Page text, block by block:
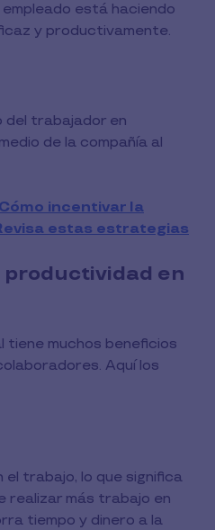
está haciendo
y productivamente.
del trabajador en
de la compañía al
incentivar la
estas estrategias
productividad en
tiene muchos beneficios
Aquí los
el trabajo, lo que significa
realizar más trabajo en
tiempo y dinero a la